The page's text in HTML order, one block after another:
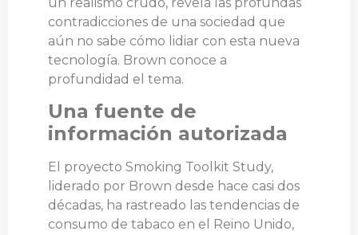
contradicciones de una sociedad que
aún no sabe cómo lidiar con esta nueva
tecnología. Brown conoce a
profundidad el tema.
Una fuente de
información autorizada
El proyecto Smoking Toolkit Study,
liderado por Brown desde hace casi dos
décadas, ha rastreado las tendencias de
consumo de tabaco en el Reino Unido,